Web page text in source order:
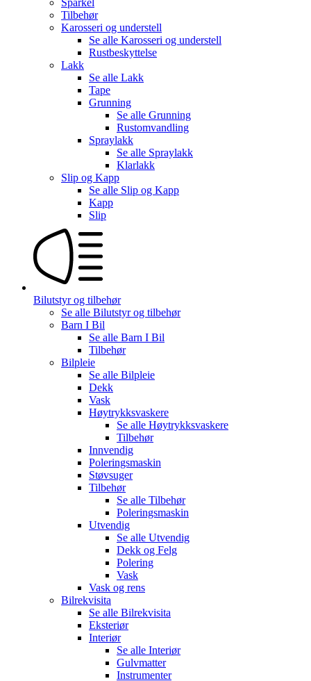
Tilbehør
Karosseri og understell
Se alle Karosseri og understell
Rustbeskyttelse
Lakk
Se alle Lakk
Tape
Grunning
Se alle Grunning
Rustomvandling
Spraylakk
Se alle Spraylakk
Klarlakk
Slip og Kapp
Se alle Slip og Kapp
Kapp
Slip
Bilutstyr og tilbehør
Se alle Bilutstyr og tilbehør
Barn I Bil
Se alle Barn I Bil
Tilbehør
Bilpleie
Se alle Bilpleie
Dekk
Vask
Høytrykksvaskere
Se alle Høytrykksvaskere
Tilbehør
Innvendig
Poleringsmaskin
Støvsuger
Tilbehør
Se alle Tilbehør
Poleringsmaskin
Utvendig
Se alle Utvendig
Dekk og Felg
Polering
Vask
Vask og rens
Bilrekvisita
Se alle Bilrekvisita
Eksteriør
Interiør
Se alle Interiør
Gulvmatter
Instrumenter